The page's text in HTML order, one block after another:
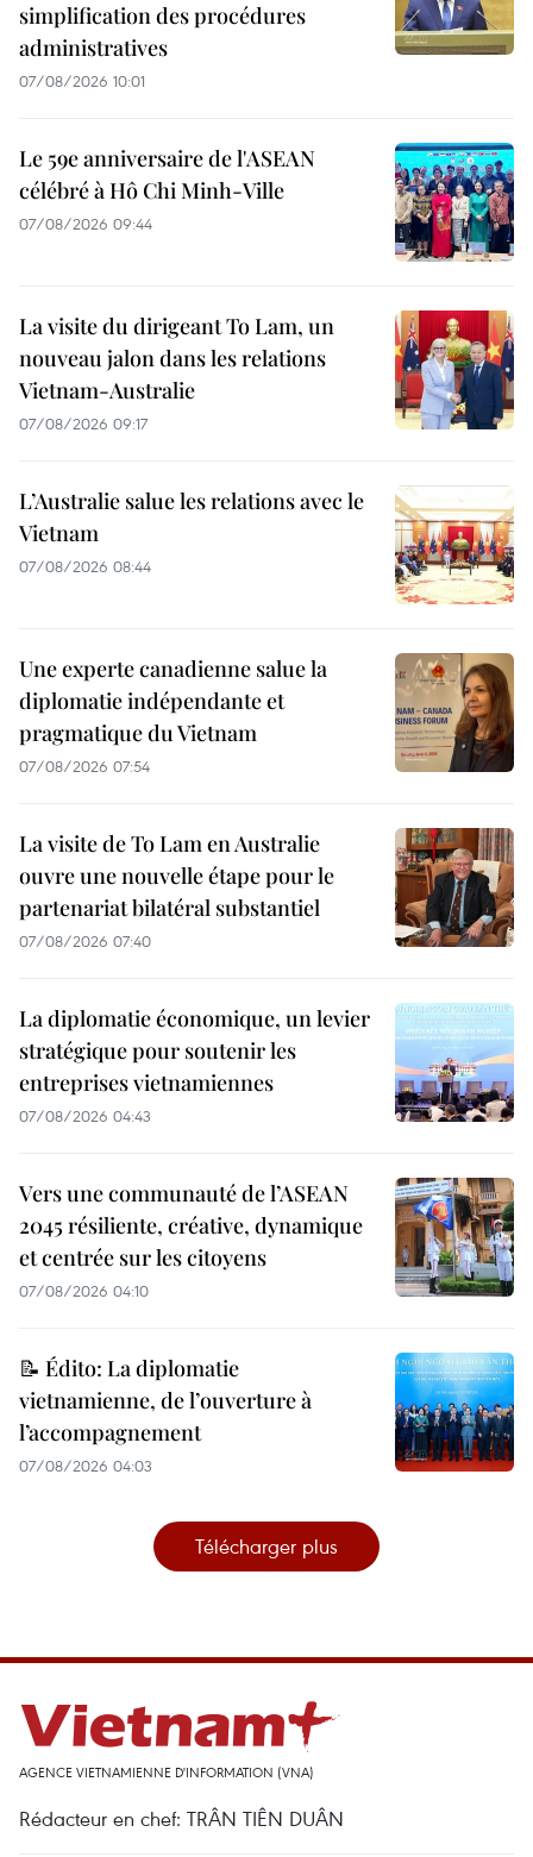
simplification des procédures
administratives
07/08/2026 10:01
Le 59e anniversaire de l'ASEAN
célébré à Hô Chi Minh-Ville
07/08/2026 09:44
La visite du dirigeant To Lam, un
nouveau jalon dans les relations
Vietnam-Australie
07/08/2026 09:17
L’Australie salue les relations avec le
Vietnam
07/08/2026 08:44
Une experte canadienne salue la
diplomatie indépendante et
pragmatique du Vietnam
07/08/2026 07:54
La visite de To Lam en Australie
ouvre une nouvelle étape pour le
partenariat bilatéral substantiel
07/08/2026 07:40
La diplomatie économique, un levier
stratégique pour soutenir les
entreprises vietnamiennes
07/08/2026 04:43
Vers une communauté de l’ASEAN
2045 résiliente, créative, dynamique
et centrée sur les citoyens
07/08/2026 04:10
📝 Édito: La diplomatie
vietnamienne, de l’ouverture à
l’accompagnement
07/08/2026 04:03
Télécharger plus
AGENCE VIETNAMIENNE D'INFORMATION (VNA)
Rédacteur en chef: TRÂN TIÊN DUÂN